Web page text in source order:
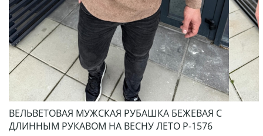
ВЕЛЬВЕТОВАЯ МУЖСКАЯ РУБАШКА БЕЖЕВАЯ С
ДЛИННЫМ РУКАВОМ НА ВЕСНУ ЛЕТО Р-1576